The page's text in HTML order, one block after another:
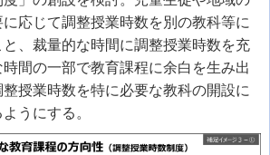
応じて調整授業時数を別の教科等に
と、裁量的な時間に調整授業時数を充
間の一部で教育課程に余白を生み出
授業時数を特に必要な教科の開設に
うにする。